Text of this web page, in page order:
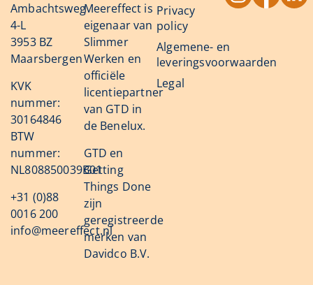
Ambachtsweg
4-L
3953 BZ
Maarsbergen
KVK
nummer:
30164846
BTW
nummer:
NL808850039B01
+31 (0)88
0016 200
info@meereffect.nl
Meereffect is
eigenaar van
Slimmer
Werken en
officiële
licentiepartner
van GTD in
de Benelux.
GTD en
Getting
Things Done
zijn
geregistreerde
merken van
Davidco B.V.
Privacy
policy
Algemene- en
leveringsvoorwaarden
Legal